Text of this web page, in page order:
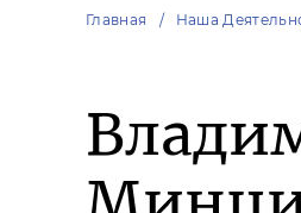
Главная Наша